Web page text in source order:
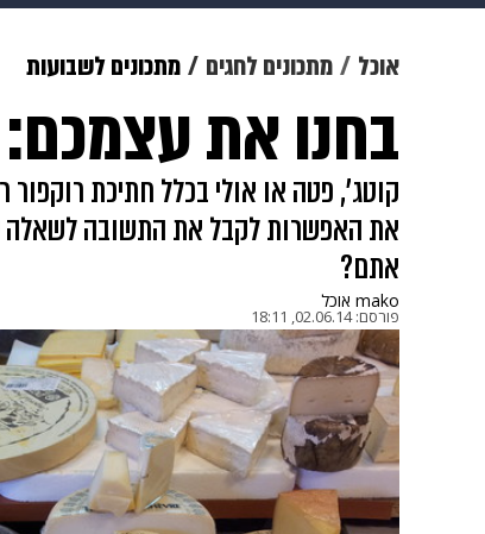
מוזיקה תרבות צבא וביטחון
דיגיטל גאווה ויוה
אוכל מתכונים לחגים מתכונים לשבועות
בחנו את עצמכם:
קוטג', פטה או אולי בכלל חתיכת
את האפשרות לקבל את התשובה לשאלה
אתם?
mako אוכל
פורסם:02.06.14, 18:11